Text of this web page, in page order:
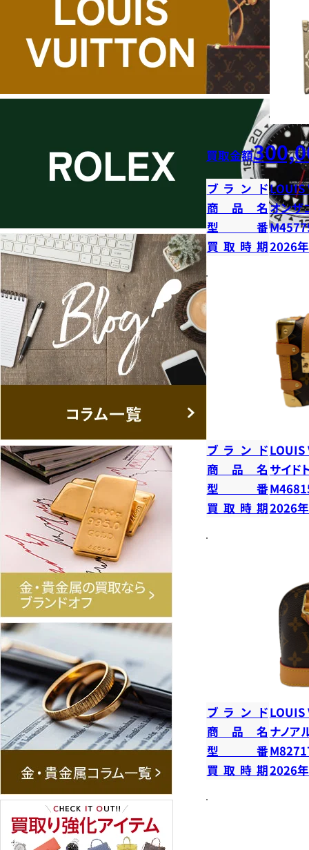
買取金額
ブランドLOUIS
商品名オンザ
型番
買取時期2026
ブランドLOUIS
商品名 サイド
型番
買取時期2026
ブランドLOUIS
商品名 ナノア
型番
買取時期2026